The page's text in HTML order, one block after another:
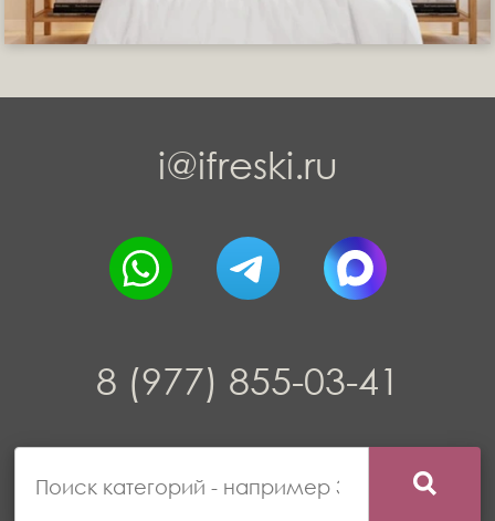
i@ifreski.ru
8 (977) 855-03-41